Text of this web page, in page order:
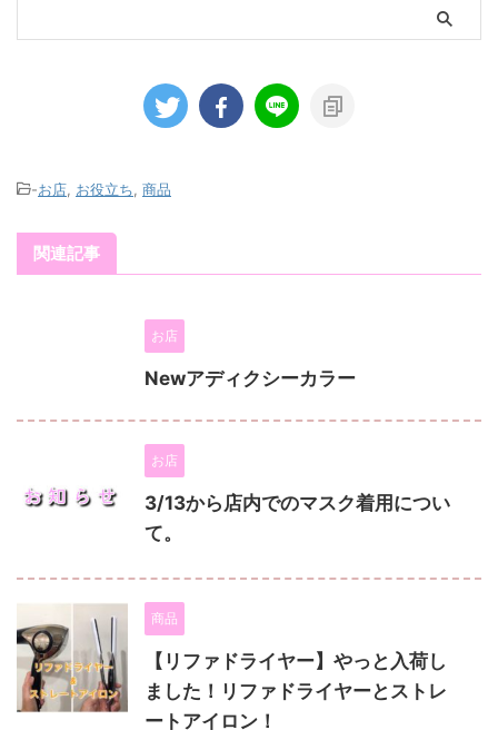
-お店 お役立ち 商品
関連記事
お店
Newアディクシーカラー
お店
3/13から店内でのマスク着用につい
て。
商品
【リファドライヤー】やっと入荷し
ました！リファドライヤーとストレ
ートアイロン！